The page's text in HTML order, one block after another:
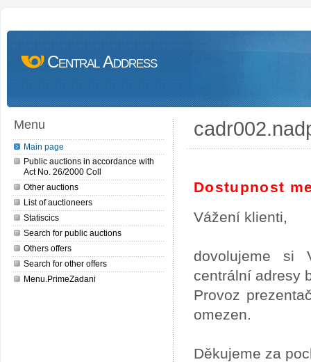
Central Address
Menu
Main page
Public auctions in accordance with
Act No. 26/2000 Coll
Other auctions
List of auctioneers
Statiscics
Search for public auctions
Others offers
Search for other offers
Menu.PrimeZadani
Dostupnost
Vážení klienti,
dovolujeme si
centrální adresy
Provoz
omezen.
Děkujeme za